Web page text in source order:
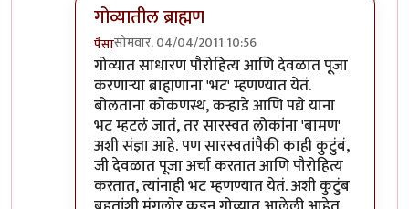
गोव्यातील ब्राह्मण
पैसासोमवार, 04/04/2011 10:56
In reply toआभार, पण...byपंगा
गोव्यात साधारण पौरोहित्य आणि देवळात पूजा
करणार्‍या ब्राह्मणाना 'भट' म्हणण्यात येतं.
बोलताना कोकणस्थ, कर्‍हाडे आणि पद्ये याना
भट म्हटलं जातं, तर सारस्वत लोकांना 'बामण'
अशी संज्ञा आहे. पण सारस्वतांपैकी काही कुटुंबं,
जी देवळात पूजा अर्चा करतात आणि पौरोहित्य
करतात, त्यांनाही भट म्हणण्यात येतं. अशी कुटुंब